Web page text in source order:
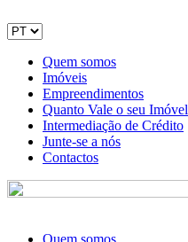
Quem somos
Imóveis
Empreendimentos
Quanto Vale o seu Imóvel
Intermediação de Crédito
Junte-se a nós
Contactos
Quem somos